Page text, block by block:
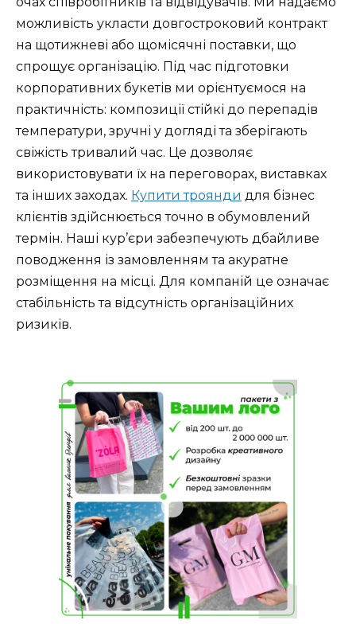
можливість укласти довгостроковий контракт
на щотижневі або щомісячні поставки, що
спрощує організацію. Під час підготовки
корпоративних букетів ми орієнтуємося на
практичність: композиції стійкі до перепадів
температури, зручні у догляді та зберігають
свіжість тривалий час. Це дозволяє
використовувати їх на переговорах, виставках
та інших заходах. Купити троянди для бізнес
клієнтів здійснюється точно в обумовлений
термін. Наші кур’єри забезпечують дбайливе
поводження із замовленням та акуратне
розміщення на місці. Для компаній це означає
стабільність та відсутність організаційних
ризиків.